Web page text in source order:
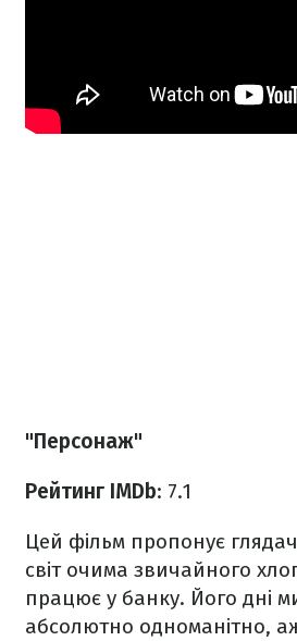
"Персонаж"
Рейтинг IMDb: 7.1
Цей фільм пропонує
світ очима звичайного
працює у банку. Його дні
абсолютно одноманітно,